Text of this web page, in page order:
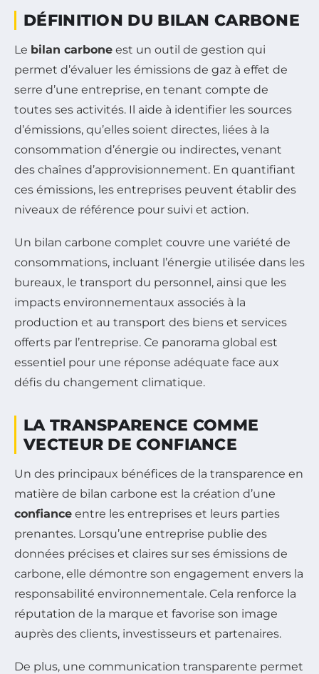
DÉFINITION DU BILAN CARBONE
Le bilan carbone est un outil de gestion qui
permet d’évaluer les émissions de gaz à effet de
serre d’une entreprise, en tenant compte de
toutes ses activités. Il aide à identifier les sources
d’émissions, qu’elles soient directes, liées à la
consommation d’énergie ou indirectes, venant
des chaînes d’approvisionnement. En quantifiant
ces émissions, les entreprises peuvent établir des
niveaux de référence pour suivi et action.
Un bilan carbone complet couvre une variété de
consommations, incluant l’énergie utilisée dans les
bureaux, le transport du personnel, ainsi que les
impacts environnementaux associés à la
production et au transport des biens et services
offerts par l’entreprise. Ce panorama global est
essentiel pour une réponse adéquate face aux
défis du changement climatique.
LA TRANSPARENCE COMME
VECTEUR DE CONFIANCE
Un des principaux bénéfices de la transparence en
matière de bilan carbone est la création d’une
confiance entre les entreprises et leurs parties
prenantes. Lorsqu’une entreprise publie des
données précises et claires sur ses émissions de
carbone, elle démontre son engagement envers la
responsabilité environnementale. Cela renforce la
réputation de la marque et favorise son image
auprès des clients, investisseurs et partenaires.
De plus, une communication transparente permet